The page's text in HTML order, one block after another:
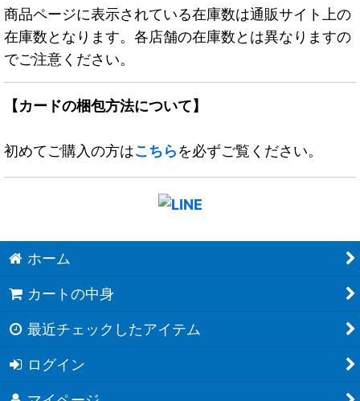
商品ページに表示されている在庫数は通販サイト上の
在庫数となります。各店舗の在庫数とは異なりますの
でご注意ください。
【カードの梱包方法について】
初めてご購入の方はこちらを必ずご覧ください。
ホーム
カートの中身
最近チェックしたアイテム
ログイン